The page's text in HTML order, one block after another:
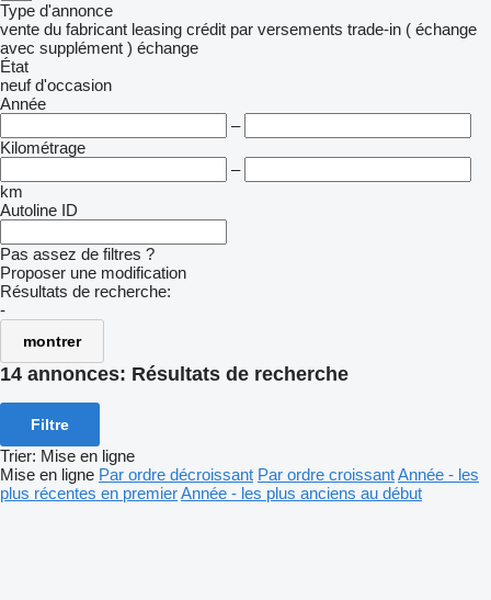
Type d'annonce
vente du fabricant leasing crédit par versements trade-in ( échange
avec supplément ) échange
État
neuf d'occasion
Année
–
Kilométrage
–
km
Autoline ID
Pas assez de filtres ?
Proposer une modification
Résultats de recherche:
-
montrer
14 annonces: Résultats de recherche
Filtre
Trier: Mise en ligne
Mise en ligne Par ordre décroissant Par ordre croissantAnnée - les
plus récentes en premierAnnée - les plus anciens au début